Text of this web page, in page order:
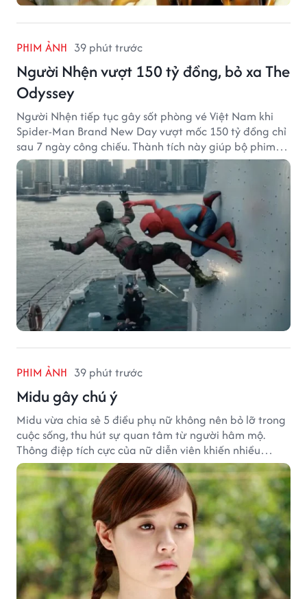
PHIM ẢNH 39 phút trước
Người Nhện vượt 150 tỷ đồng, bỏ xa The
Odyssey
Người Nhện tiếp tục gây sốt phòng vé Việt Nam khi
Spider-Man Brand New Day vượt mốc 150 tỷ đồng chỉ
sau 7 ngày công chiếu. Thành tích này giúp bộ phim
của Tom Holland tạo khoảng cách đáng kể với The
Odyssey trên đường đua doanh thu.
PHIM ẢNH 39 phút trước
Midu gây chú ý
Midu vừa chia sẻ 5 điều phụ nữ không nên bỏ lỡ trong
cuộc sống, thu hút sự quan tâm từ người hâm mộ.
Thông điệp tích cực của nữ diễn viên khiến nhiều
người đồng cảm khi nhìn lại hành trình sự nghiệp và
hạnh phúc hiện tại của cô.